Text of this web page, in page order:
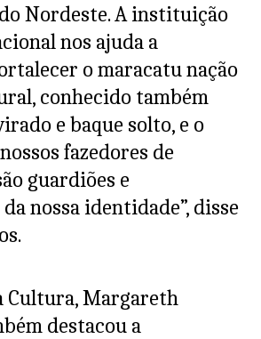
Nordeste. A instituição
nos ajuda a
o maracatu nação
conhecido também
e baque solto, e o
fazedores de
guardiões e
nossa identidade”, disse
Cultura, Margareth
destacou a